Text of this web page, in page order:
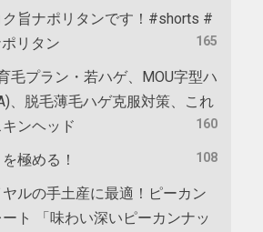
ク旨ナポリタンです！#shorts #
リタン
165
毛プラン・若ハゲ、MOU字型ハ
、脱毛薄毛ハゲ克服対策、これ
ンヘッド
160
極める！ 108
ルの手土産に最適！ピーカン
ト 「味わい深いピーカンナッ